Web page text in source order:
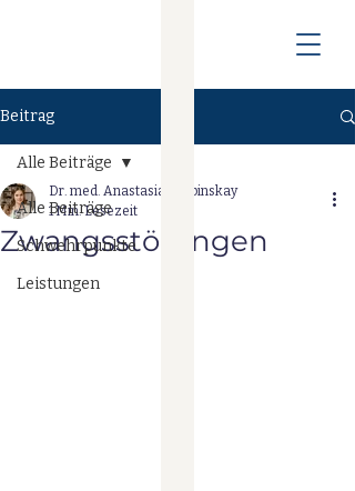
Beitrag
Alle Beiträge
Schwehrpunkte
Leistungen
Alle Beiträge
Zwangsstörungen
Dr. med. Anastasia Drobinskay
1 Min. Lesezeit